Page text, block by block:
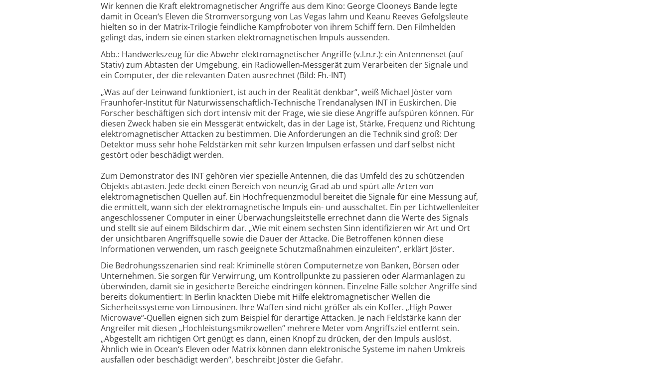
Wir kennen die Kraft elektromagnetischer Angriffe aus dem Kino: George Clooneys Bande legte
damit in Ocean‘s Eleven die Stromversorgung von Las Vegas lahm und Keanu Reeves Gefolgsleute
hielten so in der Matrix-Trilogie feindliche Kampfroboter von ihrem Schiff fern. Den Filmhelden
gelingt das, indem sie einen starken elektromagnetischen Impuls aussenden.
Abb.: Handwerkszeug für die Abwehr elektromagnetischer Angriffe (v.l.n.r.): ein Antennenset (auf
Stativ) zum Abtasten der Umgebung, ein Radiowellen-Messgerät zum Verarbeiten der Signale und
ein Computer, der die relevanten Daten ausrechnet (Bild: Fh.-INT)
„Was auf der Leinwand funktioniert, ist auch in der Realität denkbar“, weiß Michael Jöster vom
Fraunhofer-Institut für Naturwissenschaftlich-Technische Trendanalysen INT in Euskirchen. Die
Forscher beschäftigen sich dort intensiv mit der Frage, wie sie diese Angriffe aufspüren können. Für
diesen Zweck haben sie ein Messgerät entwickelt, das in der Lage ist, Stärke, Frequenz und Richtung
elektromagnetischer Attacken zu bestimmen. Die Anforderungen an die Technik sind groß: Der
Detektor muss sehr hohe Feldstärken mit sehr kurzen Impulsen erfassen und darf selbst nicht
gestört oder beschädigt werden.
Zum Demonstrator des INT gehören vier spezielle Antennen, die das Umfeld des zu schützenden
Objekts abtasten. Jede deckt einen Bereich von neunzig Grad ab und spürt alle Arten von
elektromagnetischen Quellen auf. Ein Hochfrequenzmodul bereitet die Signale für eine Messung auf,
die ermittelt, wann sich der elektromagnetische Impuls ein- und ausschaltet. Ein per Lichtwellenleiter
angeschlossener Computer in einer Überwachungsleitstelle errechnet dann die Werte des Signals
und stellt sie auf einem Bildschirm dar. „Wie mit einem sechsten Sinn identifizieren wir Art und Ort
der unsichtbaren Angriffsquelle sowie die Dauer der Attacke. Die Betroffenen können diese
Informationen verwenden, um rasch geeignete Schutzmaßnahmen einzuleiten“, erklärt Jöster.
Die Bedrohungsszenarien sind real: Kriminelle stören Computernetze von Banken, Börsen oder
Unternehmen. Sie sorgen für Verwirrung, um Kontrollpunkte zu passieren oder Alarmanlagen zu
überwinden, damit sie in gesicherte Bereiche eindringen können. Einzelne Fälle solcher Angriffe sind
bereits dokumentiert: In Berlin knackten Diebe mit Hilfe elektromagnetischer Wellen die
Sicherheitssysteme von Limousinen. Ihre Waffen sind nicht größer als ein Koffer. „High Power
Microwave“-Quellen eignen sich zum Beispiel für derartige Attacken. Je nach Feldstärke kann der
Angreifer mit diesen „Hochleistungsmikrowellen“ mehrere Meter vom Angriffsziel entfernt sein.
„Abgestellt am richtigen Ort genügt es dann, einen Knopf zu drücken, der den Impuls auslöst.
Ähnlich wie in Ocean‘s Eleven oder Matrix können dann elektronische Systeme im nahen Umkreis
ausfallen oder beschädigt werden“, beschreibt Jöster die Gefahr.